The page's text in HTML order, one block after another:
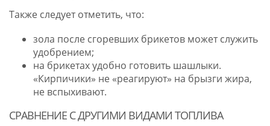
Также следует отметить, что:
зола после сгоревших брикетов может служить
удобрением;
на брикетах удобно готовить шашлыки.
«Кирпичики» не «реагируют» на брызги жира,
не вспыхивают.
СРАВНЕНИЕ С ДРУГИМИ ВИДАМИ ТОПЛИВА